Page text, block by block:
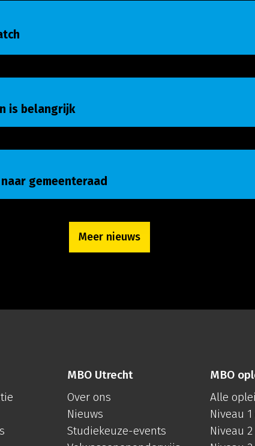
is belangrijk
belangrijk
gemeenteraad
gemeenteraad
Meer nieuws
MBO Utrecht
Over ons
Nieuws
Studiekeuze-events
MBO
Alle
Niveau
Niveau